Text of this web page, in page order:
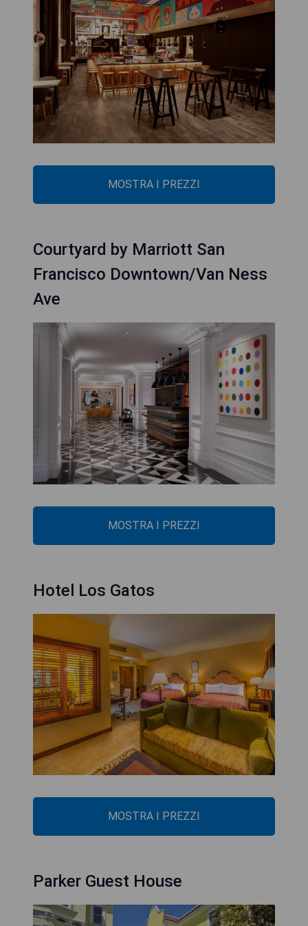
MOSTRA I PREZZI
Courtyard by Marriott San
Francisco Downtown/Van Ness
Ave
MOSTRA I PREZZI
Hotel Los Gatos
MOSTRA I PREZZI
Parker Guest House